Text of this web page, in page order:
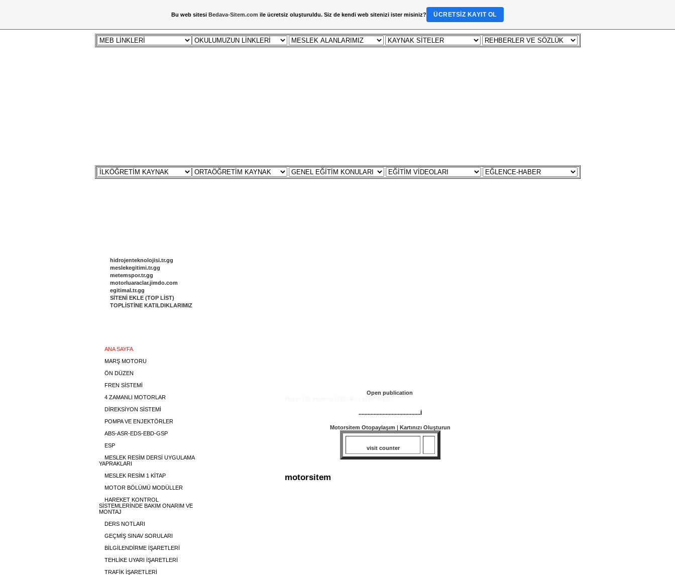
hidrojenteknolojisi.tr.gg
meslekegitimi.tr.gg
metemspor.tr.gg
motorluaraclar.jimdo.com
egitimal.tr.gg
SİTENİ EKLE (TOP LİST)
TOPLİSTİNE KATILDIKLARIMIZ
ANA SAYFA
MARŞ MOTORU
ÖN DÜZEN
FREN SİSTEMİ
4 ZAMANLI MOTORLAR
DİREKSİYON SİSTEMİ
POMPA VE ENJEKTÖRLER
ABS-ASR-EDS-EBD-GSP
ESP
MESLEK RESİM DERSİ UYGULAMA
YAPRAKLARI
MESLEK RESİM 1 KİTAP
MOTOR BÖLÜMÜ MODÜLLER
HAREKET KONTROL
SİSTEMLERİNDE BAKIM ONARIM VE
MONTAJ
DERS NOTLARI
GEÇMİŞ SINAV SORULARI
BİLGİLENDİRME İŞARETLERİ
TEHLİKE UYARI İŞARETLERİ
TRAFİK İŞARETLERİ
Open publication
.........................................İ
Motorsitem Otopaylaşım | Kartınızı Oluşturun
visit counter
motorsitem
Bu web sitesiBedava-Sitem.com ile ücretsiz oluşturuldu. Siz de kendi web sitenizi ister misiniz? ÜCRETSIZ KAYIT OL